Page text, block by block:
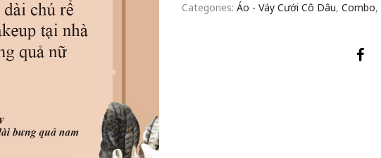
Categories: Áo - Váy Cưới Cô Dâu, Combo,